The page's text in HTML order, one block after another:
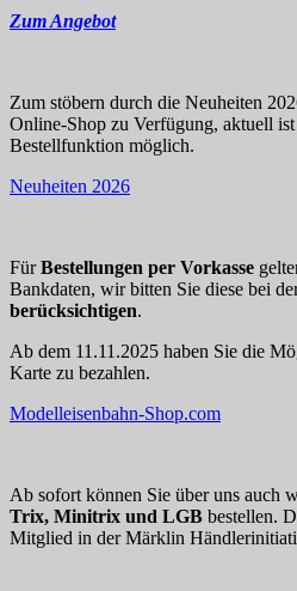
Zum Angebot
Zum stöbern durch die Neuheiten
Online-Shop zu Verfügung, aktuell
Bestellfunktion möglich.
Neuheiten 2026
FürBestellungen per Vorkasse
Bankdaten, wir bitten Sie diese bei
berücksichtigen.
Ab dem 11.11.2025 haben Sie die
Karte zu bezahlen.
Modelleisenbahn-Shop.com
Ab sofort können Sie über uns auch
Trix, Minitrix und LGB bestellen.
Mitglied in der Märklin